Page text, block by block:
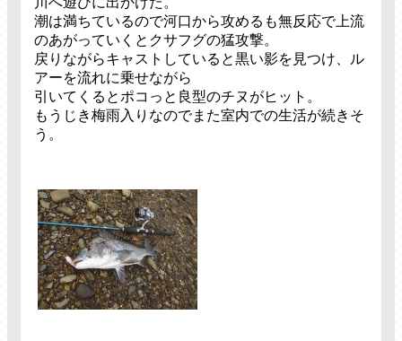
潮は満ちているので河口から攻めるも無反応で上流
のあがっていくとクサフグの猛攻撃。
戻りながらキャストしていると黒い影を見つけ、ル
アーを流れに乗せながら
引いてくるとポコっと良型のチヌがヒット。
もうじき梅雨入りなのでまた室内での生活が続きそ
う。